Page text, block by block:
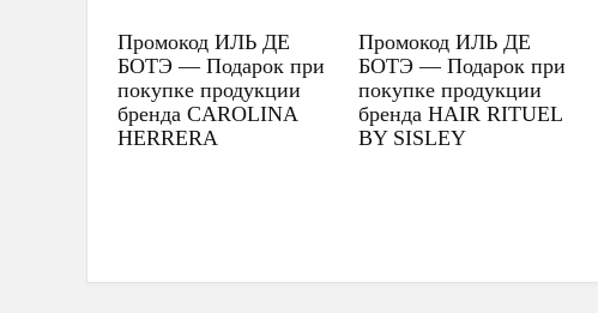
Промокод ИЛЬ ДЕ
БОТЭ — Подарок при
покупке продукции
бренда CAROLINA
HERRERA
Промокод ИЛЬ ДЕ
БОТЭ — Подарок при
покупке продукции
бренда HAIR RITUEL
BY SISLEY